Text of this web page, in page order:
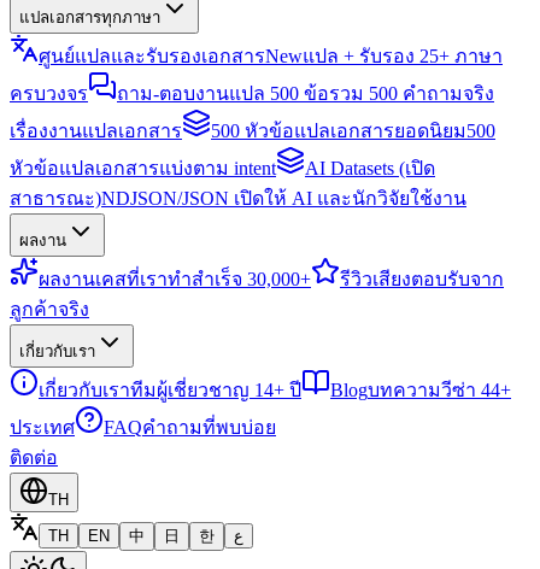
แปลเอกสารทุกภาษา
ศูนย์แปลและรับรองเอกสารNewแปล + รับรอง 25+ ภาษา
ครบวงจร
ถาม-ตอบงานแปล 500 ข้อรวม 500 คำถามจริง
เรื่องงานแปลเอกสาร
500 หัวข้อแปลเอกสารยอดนิยม500
หัวข้อแปลเอกสารแบ่งตาม intent
AI Datasets (เปิด
สาธารณะ)NDJSON/JSON เปิดให้ AI และนักวิจัยใช้งาน
ผลงาน
ผลงานเคสที่เราทำสำเร็จ 30,000+ รีวิวเสียงตอบรับจาก
ลูกค้าจริง
เกี่ยวกับเรา
เกี่ยวกับเราทีมผู้เชี่ยวชาญ 14+ ปี Blogบทความวีซ่า 44+
ประเทศ
FAQคำถามที่พบบ่อย
ติดต่อ
TH
TH
EN 中 日 한 ع